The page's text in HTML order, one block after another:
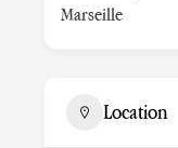
Marseille
Location